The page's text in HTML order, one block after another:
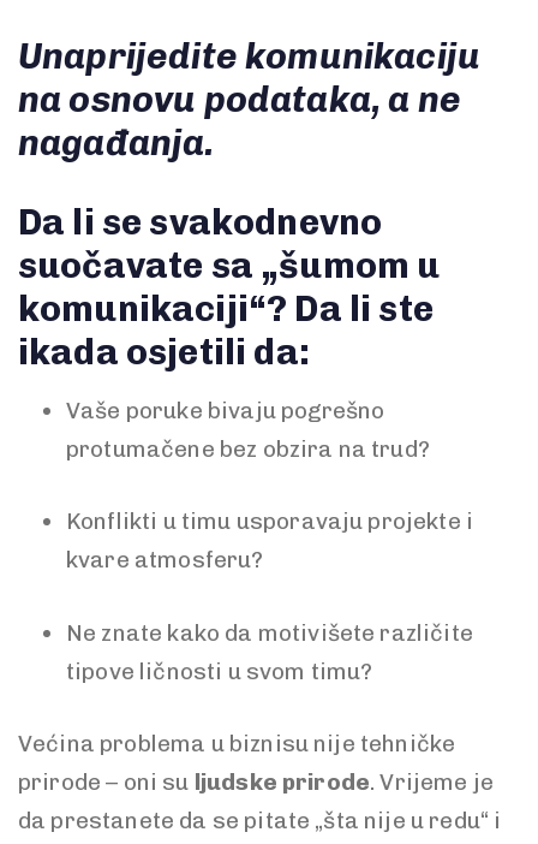
Unaprijedite komunikaciju
na osnovu podataka, a ne
nagađanja.
Da li se svakodnevno
suočavate sa „šumom u
komunikaciji“? Da li ste
ikada osjetili da:
Vaše poruke bivaju pogrešno
protumačene bez obzira na trud?
Konflikti u timu usporavaju projekte i
kvare atmosferu?
Ne znate kako da motivišete različite
tipove ličnosti u svom timu?
Većina problema u biznisu nije tehničke
prirode – oni su ljudske prirode. Vrijeme je
da prestanete da se pitate „šta nije u redu“ i